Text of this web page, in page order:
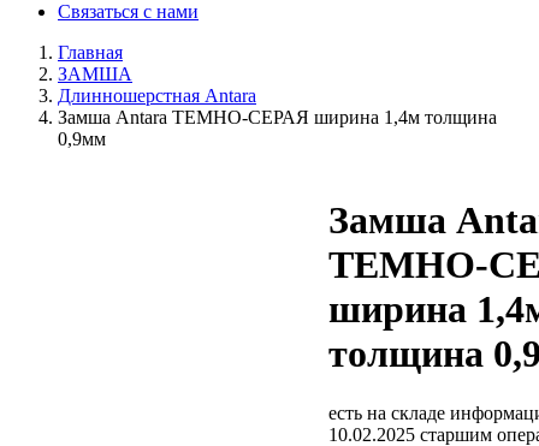
Связаться с нами
Главная
ЗАМША
Длинношерстная Antara
Замша Antara ТЕМНО-СЕРАЯ ширина 1,4м толщина
0,9мм
Замша
ТЕМНО-
ширина
толщина
есть на складе
10.02.2025 старшим